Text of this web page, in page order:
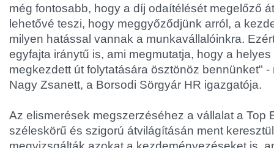
még fontosabb, hogy a díj odaítélését megelőző
lehetővé teszi, hogy meggyőződjünk arról, a
milyen hatással vannak a munkavállalóinkra.
egyfajta iránytű is, ami megmutatja, hogy a
megkezdett út folytatására ösztönöz bennünket"
Nagy Zsanett, a Borsodi Sörgyár HR igazgatója.
Az elismerések megszerzéséhez a vállalat a Top
széleskörű és szigorú átvilágításán ment